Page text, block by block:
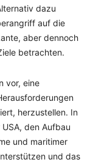
dazu
auf die
aber dennoch
betrachten.
vor, eine
herzustellen. In
den Aufbau
und maritimer
und das